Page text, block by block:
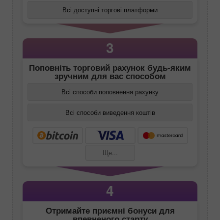
Всі доступні торгові платформи
3
Поповніть торговий рахунок будь-яким
зручним для вас способом
Всі способи поповнення рахунку
Всі способи виведення коштів
Ще...
4
Отримайте приємні бонуси для